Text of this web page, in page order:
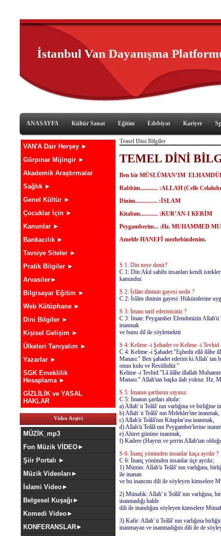
İstanbul Van Dayanışma
ANASAYFA Kültür Sanat Eğitim Edebiyat Kariyer
VAN'A Dair Herşey ►
Gürpınar Mijingir ►
Akademik Araştırmalar
Sağlık ►
Genel Kültür ►
Çocuklar İçin ►
Kanunlar ►
Bankacılık ►
Tavsiye Siteler ►
Pratik Bilgiler ►
Arvasiler►
Bilgisayar Eğitim ►
Web Kütüphane ►
Dini Bilgiler ►
Kişisel Gelişim ►
Ülkeleri Tanıyalım ►
Yazarlar ►
SGK Emeklilik
Hesaplama ►
GİZLİLİK ve YASAL
HAKLAR
Video Arşivi
MÜZİK_mp3
Fon Müzik VİDEO►
Şiir Portalı ►
Müzik Videoları►
İslami Video►
Belgesel Kuşağı►
Komedi Video►
KONFERANSLAR►
Temel Dini Bilgiler
TEMEL DİNİ
Ben bir MÜSLÜMAN’IM
Rabbim............ :ALLAH (Celle
Dinim............... :İSLAM
Kitabım............ :KUR’AN-I KERİM
Peygamberim... :Hz. MUHAMMED
Amelde HANEFİ mezhebindenim.
S 1: Din neye denir?
C 1: Din:Akıl sahibi insanları kendi
kanundur.
S 2: İslâm dininin gayesi nedir ?
C 2: İslâm dininin gayesi: Hükümlerine
S 3: İmanı tarif edermisiniz ?
C 3: İman: Peygamber Efendimizin Allah'ü
inanmak
ve bunu dil ile söylemektir.
S 4: Kelime -i Şehadet ve Kelime -i Tevhid
C 4: Kelime -i Şahadet:"Eşhedü ellâ ilâhe
Manası:" Ben şahadet ederim ki Allah'
onun kulu ve Resülüdür."
Kelime -i Tevhid:"Lâ ilâhe illallah
Manası:" Allah'tan başka ilah yoktur. Hz.
S 5: İmanın şartlarını sayınız.
C 5: İmanın şartları altıdır:
a) Allah' ü Teâlâ' nın varlığına ve birliğine
b) Allah' ü Teâlâ' nın Melekler'ine inanmak,
c) Allah'ü Teâlâ'nın Kitaplar'ına inanmak,
d) Allah'ü Teâlâ nın Peygamber'lerine
e) Ahiret gününe inanmak,
f) Kadere (Hayrın ve şerrin Allah'tan
S 6: İnanç yönünden insanlar kaça ayrılır ?
C 6: İnanç yönünden insanlar üçe ayrılır;
1) Mümin: Allah'ü Teâlâ' nın varlığına,
ile inanan
ve bu inancını dili ile söyleyen kimselere
2) Münafık: Allah' ü Teâlâ' nın
inanmadığı halde
dili ile inandığını söyleyen kimselere
3) Kafir: Allah' ü Teâlâ' nın varlığına
inanmayan ve inanmadığını dili ile de